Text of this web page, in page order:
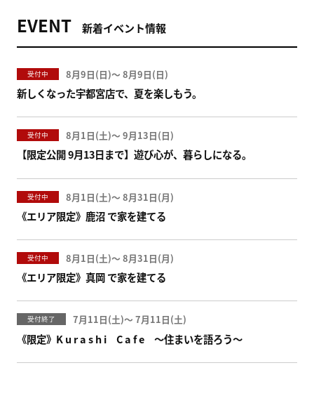
EVENT 新着イベント情報
受付中 8月9日( )〜 8月9日( )
新しくなった宇都宮店で、夏を楽しもう。
受付中 8月1日( )〜 9月13日( )
【限定公開 9月13日まで】遊び心が、暮らしになる。
受付中 8月1日( )〜 8月31日( )
《エリア限定》鹿沼 で家を建てる
受付中 8月1日( )〜 8月31日( )
《エリア限定》真岡 で家を建てる
受付終了 7月11日( )〜 7月11日( )
《限定》K u r a s h i C a f e ～住まいを語ろう～